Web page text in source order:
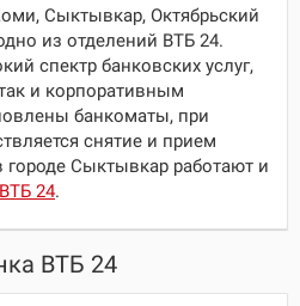
Сыктывкар, Октябрьский
из отделений ВТБ 24.
спектр банковских услуг,
и корпоративным
банкоматы, при
снятие и прием
городе Сыктывкар работают и
ВТБ 24.
ВТБ 24